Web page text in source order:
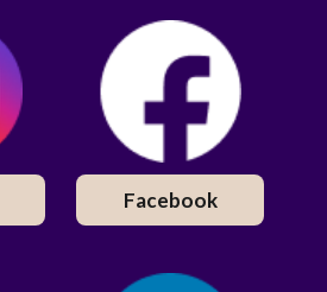
Facebook